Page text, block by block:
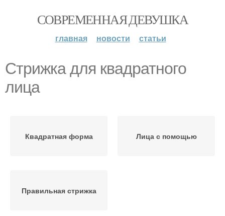
СОВРЕМЕННАЯ ДЕВУШКА
главная новости статьи
Стрижка для квадратного
лица
Квадратная форма Лица с помощью
Правильная стрижка